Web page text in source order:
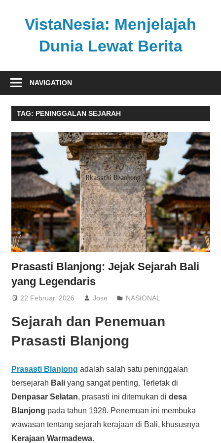
VistaNesia: Menjelajah
Dunia Lewat Berita
nasional
global
dalam
platform
informatif
NAVIGATION
TAG: PENINGGALAN SEJARAH
Prasasti Blanjong: Jejak Sejarah Bali
yang Legendaris
22 Februari 2026 Jose NASIONAL
Sejarah dan Penemuan
Prasasti Blanjong
Prasasti Blanjong adalah salah satu peninggalan
bersejarah Baliyang sangat penting. Terletak di
Denpasar Selatan, prasasti ini ditemukan di desa
Blanjong pada tahun 1928. Penemuan ini membuka
wawasan tentang sejarah kerajaan di Bali, khususnya
Kerajaan Warmadewa.